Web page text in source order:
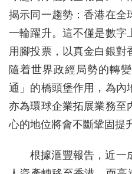
揭示同一趨勢：香港在全
一輪躍升。這不僅是數字
用腳投票，以真金白銀對
隨着世界政經局勢的轉
通」的橋頭堡作用，為內
亦為環球企業拓展業務至
心的地位將會不斷鞏固提
根據滙豐報告，近一